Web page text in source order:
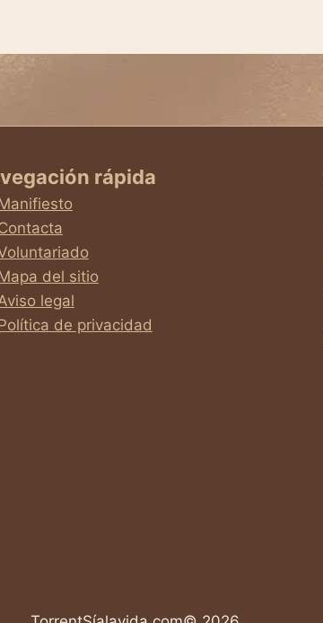
rápida
del sitio
legal
de privacidad